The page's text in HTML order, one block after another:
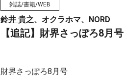
雑誌/書籍/WEB
鈴井 貴之、オクラホマ、NORD
【追記】財界さっぽろ8月号
財界さっぽろ8月号